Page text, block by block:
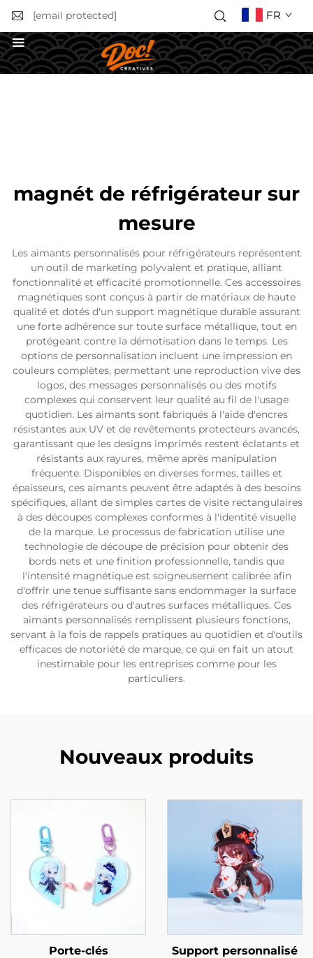
[email protected] FR
magnét de réfrigérateur sur
mesure
Les aimants personnalisés pour réfrigérateurs représentent
un outil de marketing polyvalent et pratique, alliant
fonctionnalité et efficacité promotionnelle. Ces accessoires
magnétiques sont conçus à partir de matériaux de haute
qualité et dotés d'un support magnétique durable assurant
une forte adhérence sur toute surface métallique, tout en
protégeant contre la démotisation dans le temps. Les
options de personnalisation incluent une impression en
couleurs complètes, permettant une reproduction vive des
logos, des messages personnalisés ou des motifs
complexes qui conservent leur qualité au fil de l'usage
quotidien. Les aimants sont fabriqués à l'aide d'encres
résistantes aux UV et de revêtements protecteurs avancés,
garantissant que les designs imprimés restent éclatants et
résistants aux rayures, même après manipulation
fréquente. Disponibles en diverses formes, tailles et
épaisseurs, ces aimants peuvent être adaptés à des besoins
spécifiques, allant de simples cartes de visite rectangulaires
à des découpes complexes conformes à l'identité visuelle
de la marque. Le processus de fabrication utilise une
technologie de découpe de précision pour obtenir des
bords nets et une finition professionnelle, tandis que
l'intensité magnétique est soigneusement calibrée afin
d'offrir une tenue suffisante sans endommager la surface
des réfrigérateurs ou d'autres surfaces métalliques. Ces
aimants personnalisés remplissent plusieurs fonctions,
servant à la fois de rappels pratiques au quotidien et d'outils
efficaces de notoriété de marque, ce qui en fait un atout
inestimable pour les entreprises comme pour les
particuliers.
Nouveaux produits
Porte-clés
Support personnalisé